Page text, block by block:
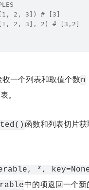
2, 3]) # [3]
2, 3], 2) # [3,2]
收一个列表和取值个数n
。
函数和列表切片
*,
中的项返回一个